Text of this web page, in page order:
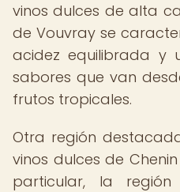
vinos dulces de alta
de Vouvray se
acidez equilibrada y
sabores que van
frutos tropicales.
Otra región
vinos dulces de
particular, la